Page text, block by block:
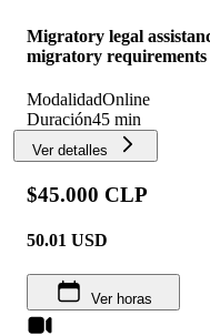
Migratory legal
migratory requirements
ModalidadOnline
Duración45 min
Ver detalles
$45.000 CLP
50.01 USD
Ver horas